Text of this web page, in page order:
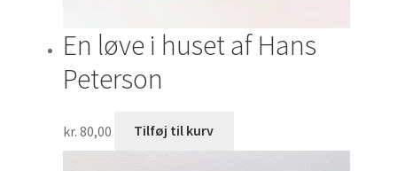
En løve i huset af Hans
Peterson
kr. 80,00 Tilføj til kurv